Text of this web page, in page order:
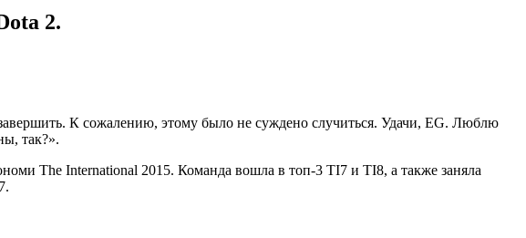
2.
К сожалению, этому было не суждено случиться. Удачи, EG. Люблю
так?».
The International 2015. Команда вошла в топ-3 TI7 и TI8, а также заняла